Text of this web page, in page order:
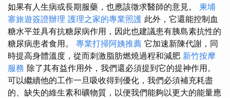
如果有人生病或長期服藥，也應該徵求醫師的意見。 柬埔
寨旅遊簽證辦理 護理之家的專業照護 此外，它還能控制血
糖水平並具有抗糖尿病作用，因此也建議患有胰島素抗性的
糖尿病患者食用。 專業打掃阿姨推薦 它加速新陳代謝，同
時提高身體溫度，從而刺激脂肪燃燒過程和減肥 新竹按摩
服務 除了其有益作用外，我們還必須提到它的提神作用。
可以繼續他的工作一旦吸收得到優化，我們必須補充耗盡
的、缺失的維生素和礦物質，以便我們能夠以更大的能量應